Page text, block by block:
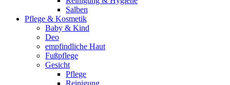
Salben
Pflege & Kosmetik
Baby & Kind
Deo
empfindliche Haut
Fußpflege
Gesicht
Pflege